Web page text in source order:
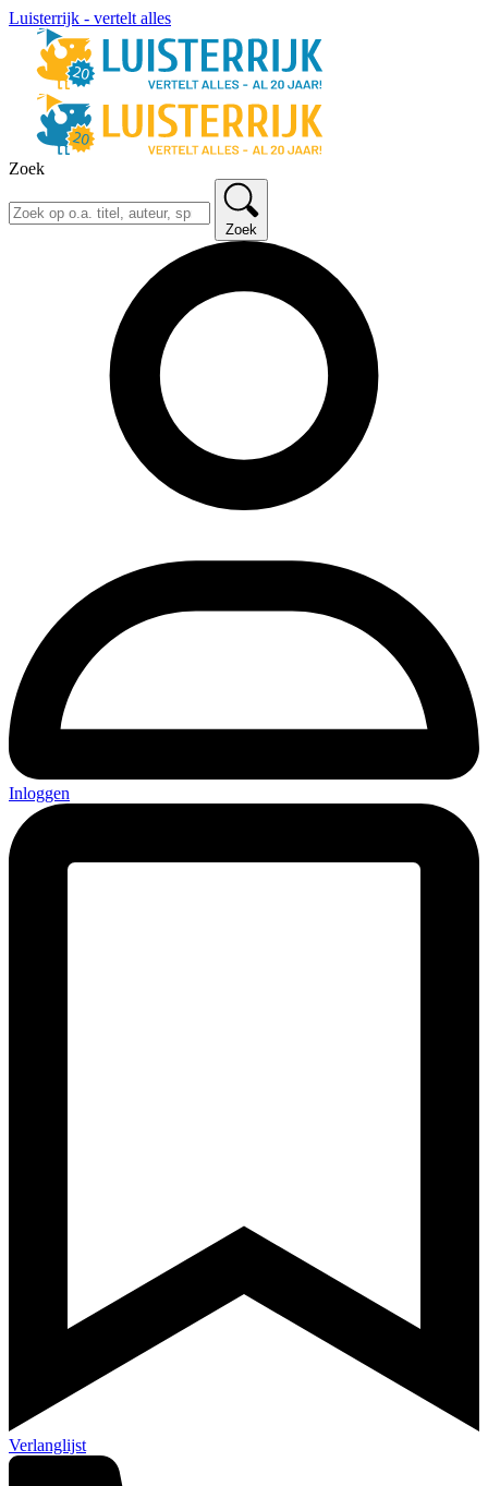
Luisterrijk - vertelt alles
Zoek
Zoek
Inloggen
Verlanglijst